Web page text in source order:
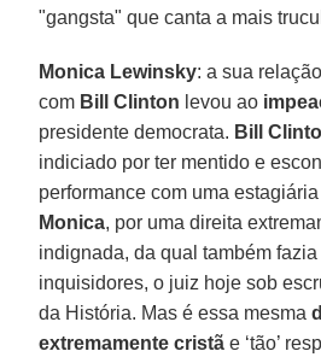
"gangsta" que canta a mais
Monica Lewinsky: a sua
com Bill Clinton levou ao
presidente democrata. Bill
indiciado por ter mentido e
performance com uma
Monica, por uma direita
indignada, da qual também
inquisidores, o juiz hoje sob
da História. Mas é essa mesma
extremamente cristã e ‘tão’